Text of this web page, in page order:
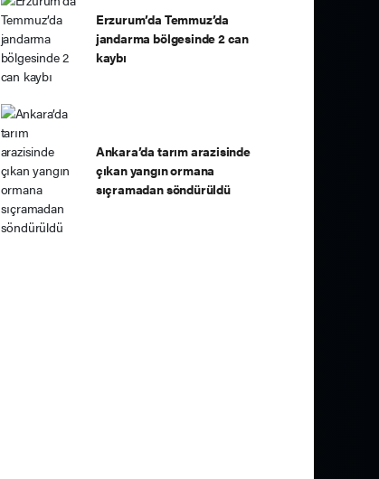
Erzurum’da Temmuz’da
jandarma bölgesinde 2 can
kaybı
Ankara’da tarım arazisinde
çıkan yangın ormana
sıçramadan söndürüldü